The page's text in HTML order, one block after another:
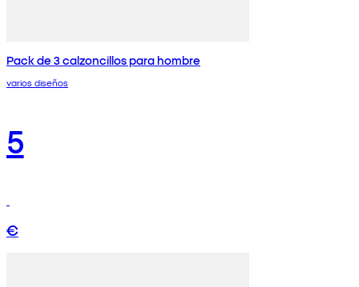
Pack de 3 calzoncillos para hombre
varios diseños
5
€